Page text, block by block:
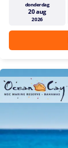
donderdag
20 aug
2026